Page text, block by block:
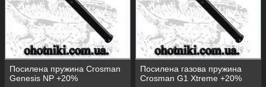
Посилена пружина Crosman
Genesis NP +20%
Посилена газова пружина
Crosman G1 Xtreme +20%